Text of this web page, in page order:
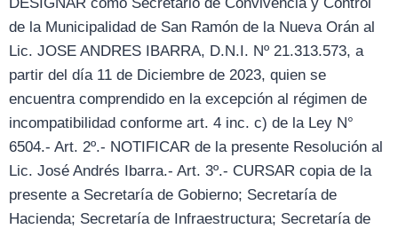
de la Municipalidad de San Ramón de la Nueva Orán al
Lic. JOSE ANDRES IBARRA, D.N.I. Nº 21.313.573, a
partir del día 11 de Diciembre de 2023, quien se
encuentra comprendido en la excepción al régimen de
incompatibilidad conforme art. 4 inc. c) de la Ley N°
6504.- Art. 2º.- NOTIFICAR de la presente Resolución al
Lic. José Andrés Ibarra.- Art. 3º.- CURSAR copia de la
presente a Secretaría de Gobierno; Secretaría de
Hacienda; Secretaría de Infraestructura; Secretaría de